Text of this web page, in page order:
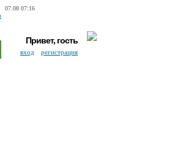
07.08 07:16
Привет, гость
вход регистрация